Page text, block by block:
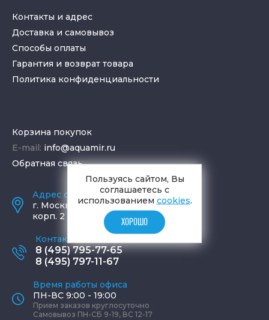
Контакты и адрес
Доставка и самовывоз
Способы оплаты
Гарантия и возврат товара
Политика конфиденциальности
Корзина покупок
E-mail: info@aquamir.ru
Обратная связь
Адрес салона и склада
г. Москва ,ул. Шаболовка, д. 23,
корп. 2
Контактные телефоны
8 (495) 795-77-65
8 (495) 797-11-67
Время работы офиса
ПН-ВС 9:00 - 19:00
Прием заказов круглосуточно
Самовывоз ПН-СБ 9-19, ВС 12-17
Пользуясь сайтом, Вы
соглашаетесь с
использованием cookies.
ХОРОШО